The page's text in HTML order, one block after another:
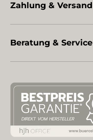
Zahlung & Versand
Beratung & Service